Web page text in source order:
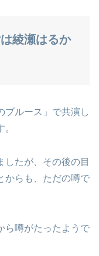
綾瀬はるか
ブルース」で共演し
したが、その後の目
からも、ただの噂で
ら噂がたったようで